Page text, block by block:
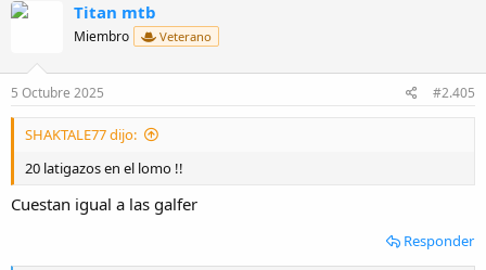
n
e
s
Titan mtb
Miembro Veterano
5 Octubre 2025 #2.405
SHAKTALE77 dijo:
20 latigazos en el lomo !!
Cuestan igual a las galfer
Responder